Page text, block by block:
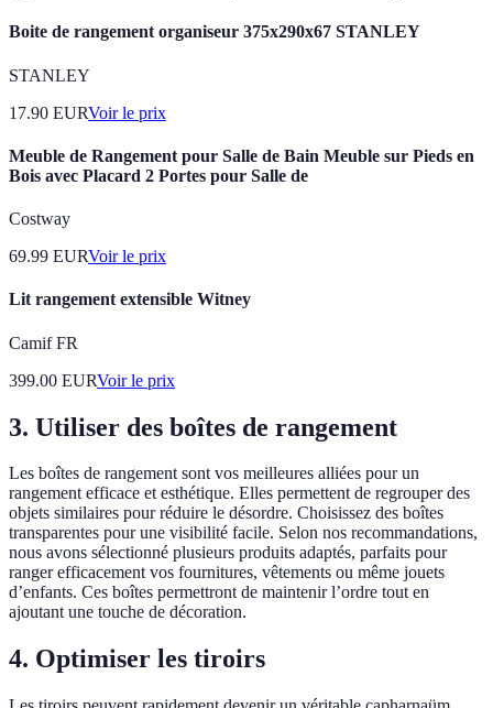
Boite de rangement organiseur 375x290x67 STANLEY
STANLEY
17.90 EURVoir le prix
Meuble de Rangement pour Salle de Bain Meuble sur Pieds en
Bois avec Placard 2 Portes pour Salle de
Costway
69.99 EURVoir le prix
Lit rangement extensible Witney
Camif FR
399.00 EURVoir le prix
3. Utiliser des boîtes de rangement
Les boîtes de rangement sont vos meilleures alliées pour un
rangement efficace et esthétique. Elles permettent de regrouper des
objets similaires pour réduire le désordre. Choisissez des boîtes
transparentes pour une visibilité facile. Selon nos recommandations,
nous avons sélectionné plusieurs produits adaptés, parfaits pour
ranger efficacement vos fournitures, vêtements ou même jouets
d’enfants. Ces boîtes permettront de maintenir l’ordre tout en
ajoutant une touche de décoration.
4. Optimiser les tiroirs